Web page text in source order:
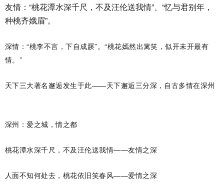
友情：“桃花潭水深千尺，不及汪伦送我情”、“忆与君别年，
种桃齐娥眉”。
深情：“桃李不言，下自成蹊”。“桃花嫣然出篱笑，似开未开最有
情。”
天下三大著名邂逅发生于此——天下邂逅三分深，自古多情在深州
深州：爱之城，情之都
桃花潭水深千尺，不及汪伦送我情——友情之深
人面不知何处去，桃花依旧笑春风——爱情之深